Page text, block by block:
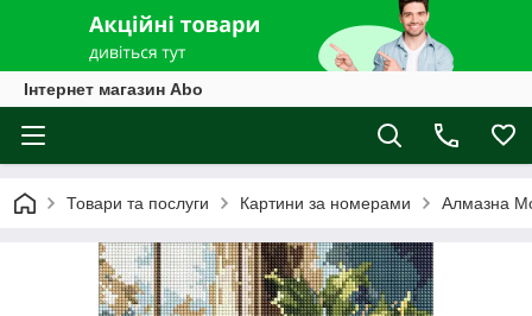
Інтернет магазин Abo
Товари та послуги Картини за номерами Алмазна